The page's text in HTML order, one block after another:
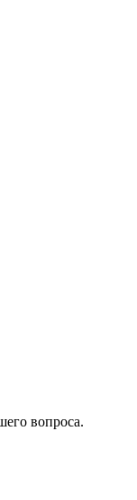
вопроса.